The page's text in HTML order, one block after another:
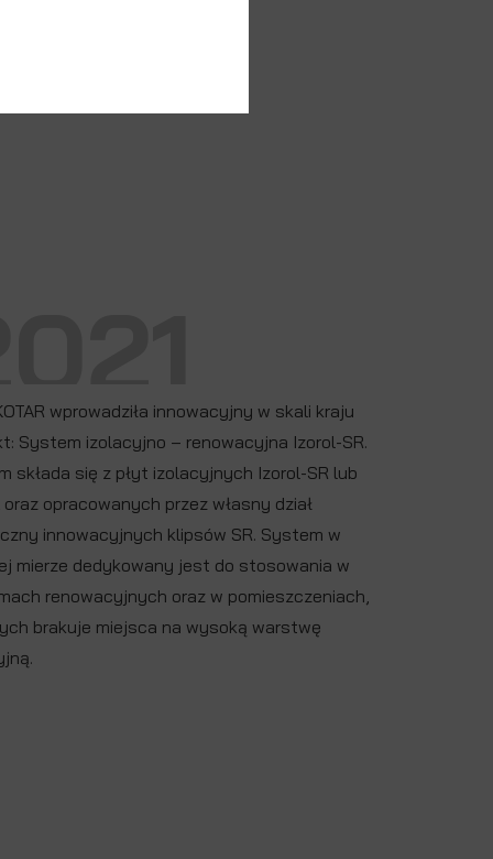
wprowadziła innowacyjny w skali kraju
System izolacyjno – renowacyjna Izorol-SR.
składa się z płyt izolacyjnych Izorol-SR lub
opracowanych przez własny dział
innowacyjnych klipsów SR. System w
mierze dedykowany jest do stosowania w
renowacyjnych oraz w pomieszczeniach,
brakuje miejsca na wysoką warstwę